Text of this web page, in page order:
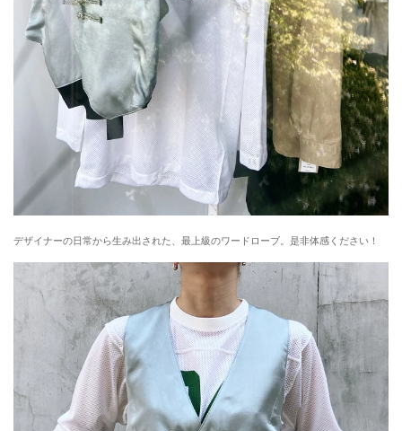
デザイナーの日常から生み出された、最上級のワードローブ。是非体感ください！